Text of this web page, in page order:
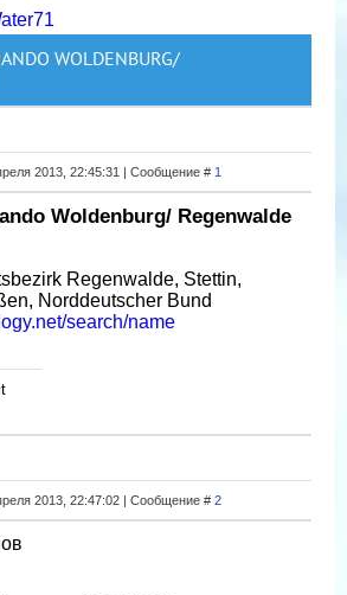
WOLDENBURG/
2013, 22:45:31 | Сообщение # 1
Woldenburg/ Regenwalde
Regenwalde, Stettin,
Norddeutscher Bund
search/name
2013, 22:47:02 | Сообщение # 2